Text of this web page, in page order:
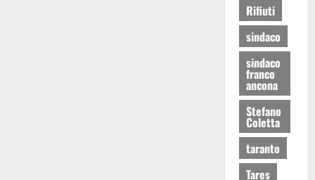
Rifiuti
sindaco
sindaco
franco
ancona
Stefano
Coletta
taranto
Tares